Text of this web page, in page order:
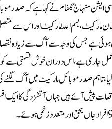
ایشن منہاج گلفام نے کہا ہے کہ
مارکیٹ، بسم اللّٰہ مارکیٹ اور اس
عمل جاری ہے، اس دوران خوش قسمتی سے
تاہم صدر موبائل مارکیٹ میں آگ
پیش آئے ہیں جہاں آتشزدگی کا ایک